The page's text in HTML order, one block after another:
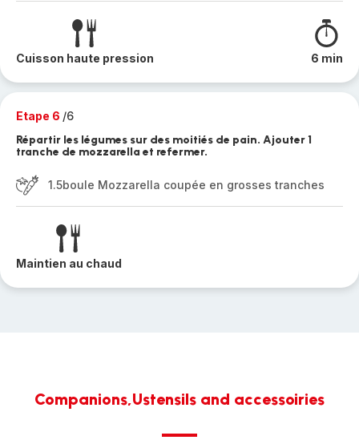
Cuisson haute pression 6 min
Etape 6 /6
Répartir les légumes sur des moitiés de pain. Ajouter 1
tranche de mozzarella et refermer.
1.5boule Mozzarella coupée en grosses tranches
Maintien au chaud
Companions,Ustensils and accessoiries